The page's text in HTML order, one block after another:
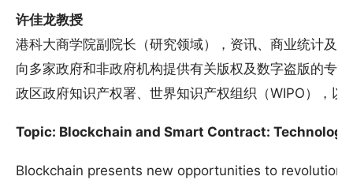
许佳龙教授
港科大商学院副院长（研究领域），资讯、商业统计及
向多家政府和非政府机构提供有关版权及数字盗版的专
政区政府知识产权署、世界知识产权组织（WIPO），以
Topic: Blockchain and Smart Contract:
Blockchain presents new opportunities to